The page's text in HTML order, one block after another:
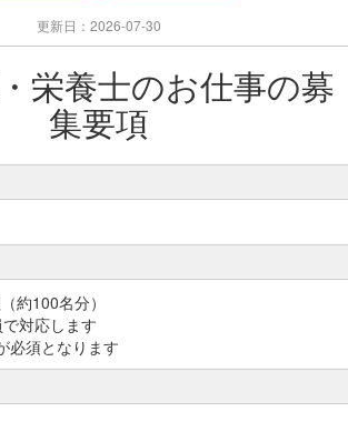
更新日：2026-07-30
栄養士のお仕事の募
集要項
約100名分）
対応します
必須となります